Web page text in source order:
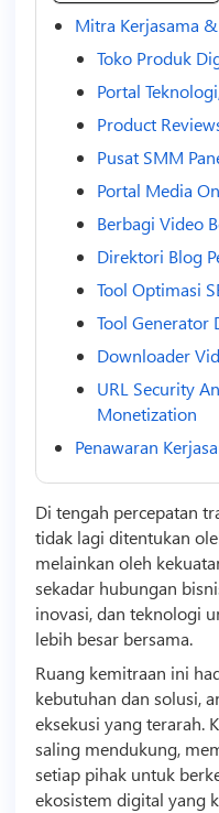
Mitra Kerjasama
Toko Produk
Portal
Product
Pusat SMM
Portal Media
Berbagi Video
Direktori Blog
Tool Optimasi
Tool Generator
Downloader
URL Security
Monetization
Penawaran
Di tengah percepatan
tidak lagi ditentukan
melainkan oleh
sekadar hubungan
inovasi, dan teknologi
lebih besar bersama.
Ruang kemitraan ini
kebutuhan dan solusi,
eksekusi yang terarah.
saling mendukung,
setiap pihak untuk
ekosistem digital yang